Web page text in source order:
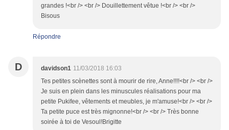
grandes !<br /> <br /> Douillettement vêtue !<br /> <br />
Bisous
Répondre
D davidson1 11/03/2018 16:03
Tes petites scènettes sont à mourir de rire, Anne!!!!<br /> <br />
Je suis en plein dans les minuscules réalisations pour ma
petite Pukifee, vêtements et meubles, je m'amuse!<br /> <br />
Ta petite puce est très mignonne!<br /> <br /> Très bonne
soirée à toi de Vesoul!Brigitte